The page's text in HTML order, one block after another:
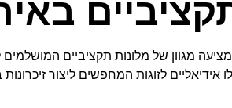
מגוון של מלונות תקציביים המושלמים
אידיאליים לזוגות המחפשים ליצור